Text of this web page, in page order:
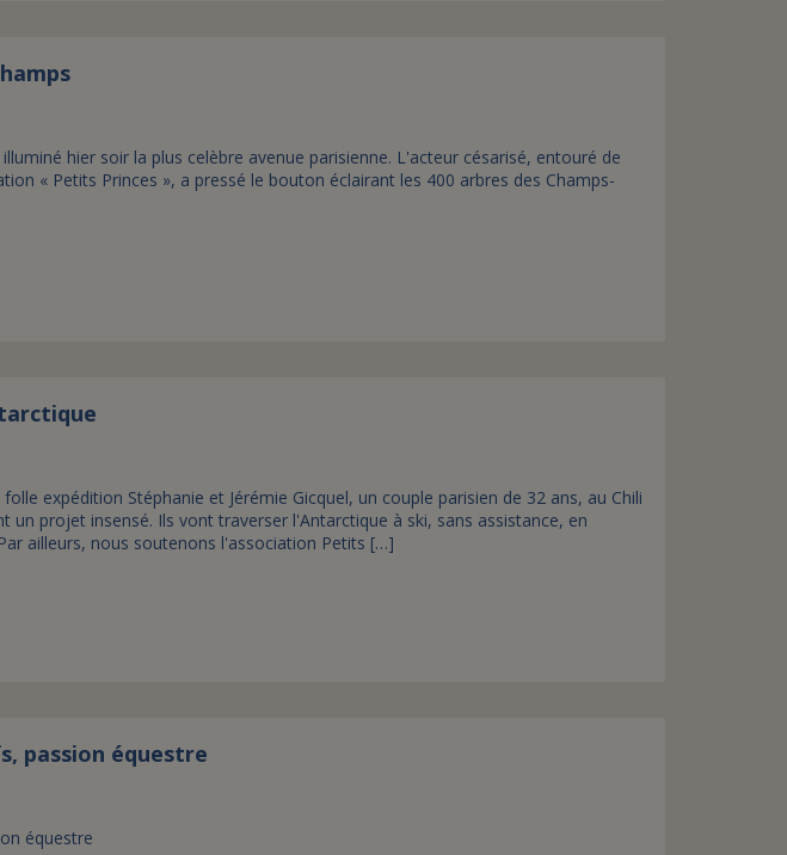
hier soir la plus celèbre avenue parisienne. L'acteur césarisé, entouré de
« Petits Princes », a pressé le bouton éclairant les 400 arbres des Champs-
expédition Stéphanie et Jérémie Gicquel, un couple parisien de 32 ans, au Chili
un projet insensé. Ils vont traverser l'Antarctique à ski, sans assistance, en
ailleurs, nous soutenons l'association Petits […]
passion équestre
équestre